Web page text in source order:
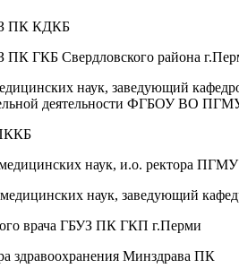
ПК КДКБ
ПК ГКБ Свердловского района
наук, заведующий
деятельности ФГБОУ ВО
наук, и.о. ректора ПГМУ
наук, заведующий
врача ГБУЗ ПК ГКП г.Перми
здравоохранения Минздрава ПК